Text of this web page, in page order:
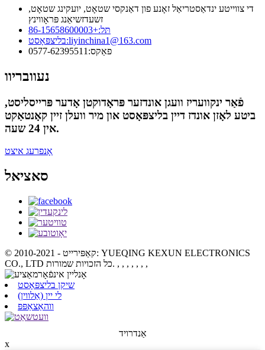
די צווייטע ינדאַסטריאַל זאָנע פון ​​דאַנקסי שטאָט, יועקינג שטאָט,
זשעדזשיאַנג פּראָווינץ
תּל:+86-15658600003
בליצפּאָסט:liyinchina1@163.com
פאַקס: 0577-62395511
נעוובריוו
פֿאַר ינקוועריז וועגן אונדזער פּראָדוקטן אָדער פּרייסליסט,
ביטע לאָזן אונדז דיין בליצפּאָסט און מיר וועלן זיין קאָנטאַקט
אין 24 שעה.
אָנפרעג איצט
סאציאל
© קאַפּירייט - 2010-2021: YUEQING KEXUN ELECTRONICS
CO., LTD כל הזכויות שמורות. , , , , , , ,
שיקן בליצפּאָסט
לי יין (אַלווין)
ווהאַצאַפּפּ
אַנדרויד
x